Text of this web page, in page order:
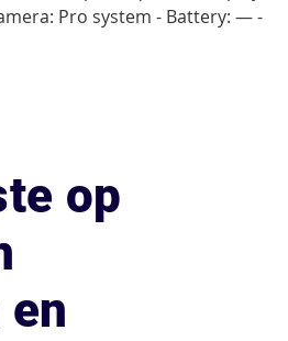
Pro system - Battery: — -
op